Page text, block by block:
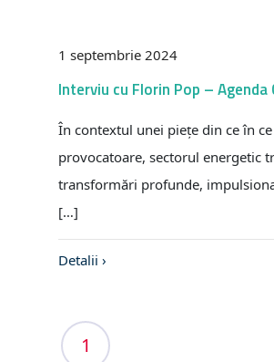
1 septembrie 2024
Interviu cu Florin Pop –
În contextul unei piețe din ce în
provocatoare, sectorul energetic
transformări profunde,
[…]
Detalii ›
1